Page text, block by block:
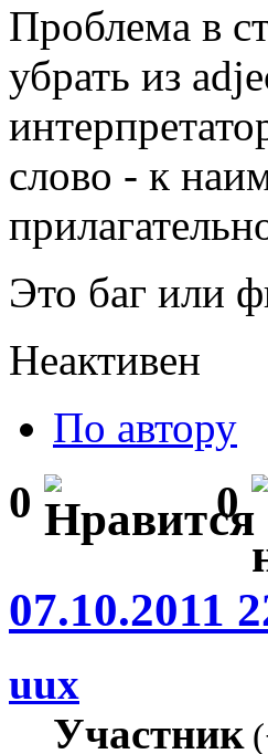
Проблема в
убрать из
слово - к
Это баг или
Неактивен
По автору
0 0
07.10.2011
uux
Участник(